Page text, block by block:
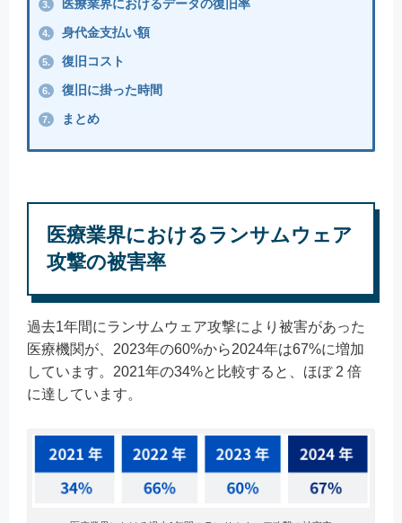
3. 医療業界におけるデータの復旧率
4. 身代金支払い額​
5. 復旧コスト
6. 復旧に掛った時間
7. まとめ
医療業界におけるランサムウェア
攻撃の被害率​
過去1年間にランサムウェア攻撃により被害があった
医療機関が、2023年の60%から2024年は67%に増加
しています。2021年の34%と比較すると、ほぼ 2 倍
に達しています。